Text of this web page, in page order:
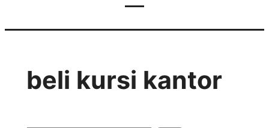
beli kursi kantor